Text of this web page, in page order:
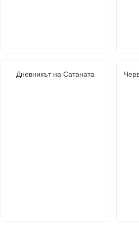
Дневникът на Сатаната